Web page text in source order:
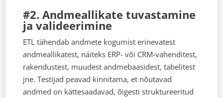
#2. Andmeallikate tuvastamine
ja valideerimine
ETL tähendab andmete kogumist erinevatest
andmeallikatest, näiteks ERP- või CRM-vahenditest,
rakendustest, muudest andmebaasidest, tabelitest
jne. Testijad peavad kinnitama, et nõutavad
andmed on kättesaadavad, õigesti struktureeritud